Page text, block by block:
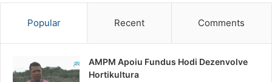
Popular Recent Comments
AMPM Apoiu Fundus Hodi Dezenvolve
Hortikultura